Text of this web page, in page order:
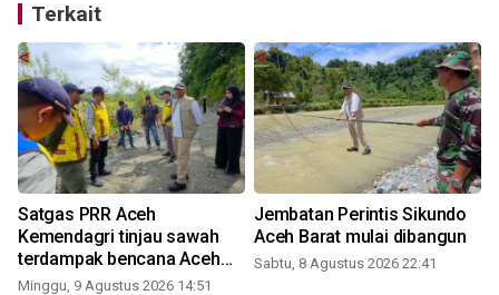
Terkait
Satgas PRR Aceh
Kemendagri tinjau sawah
terdampak bencana Aceh
Barat
Minggu, 9 Agustus 2026 14:51
Jembatan Perintis Sikundo
Aceh Barat mulai dibangun
Sabtu, 8 Agustus 2026 22:41